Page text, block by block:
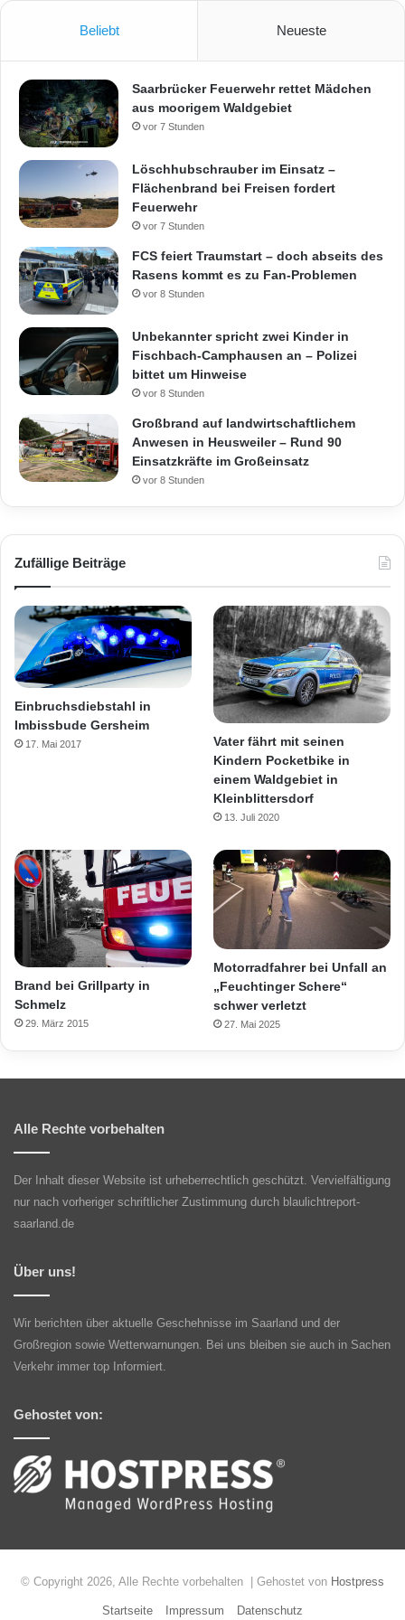
Beliebt Neueste
Saarbrücker Feuerwehr rettet Mädchen
aus moorigem Waldgebiet
vor 7 Stunden
Löschhubschrauber im Einsatz –
Flächenbrand bei Freisen fordert
Feuerwehr
vor 7 Stunden
FCS feiert Traumstart – doch abseits des
Rasens kommt es zu Fan-Problemen
vor 8 Stunden
Unbekannter spricht zwei Kinder in
Fischbach-Camphausen an – Polizei
bittet um Hinweise
vor 8 Stunden
Großbrand auf landwirtschaftlichem
Anwesen in Heusweiler – Rund 90
Einsatzkräfte im Großeinsatz
vor 8 Stunden
Zufällige Beiträge
Einbruchsdiebstahl in
Imbissbude Gersheim
17. Mai 2017
Vater fährt mit seinen
Kindern Pocketbike in
einem Waldgebiet in
Kleinblittersdorf
13. Juli 2020
Brand bei Grillparty in
Schmelz
29. März 2015
Motorradfahrer bei Unfall an
„Feuchtinger Schere“
schwer verletzt
27. Mai 2025
Alle Rechte vorbehalten
Der Inhalt dieser Website ist urheberrechtlich geschützt. Vervielfältigung
nur nach vorheriger schriftlicher Zustimmung durch blaulichtreport-
saarland.de
Über uns!
Wir berichten über aktuelle Geschehnisse im Saarland und der
Großregion sowie Wetterwarnungen. Bei uns bleiben sie auch in Sachen
Verkehr immer top Informiert.
Gehostet von:
© Copyright 2026, Alle Rechte vorbehalten | Gehostet von Hostpress
Startseite Impressum Datenschutz